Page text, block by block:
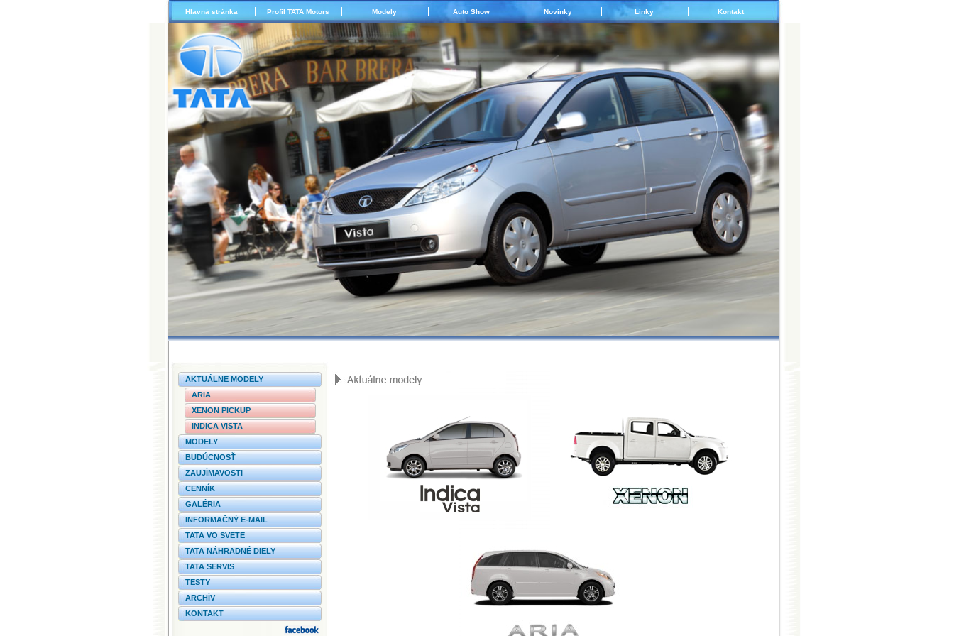
Hlavná stránka Profil TATA Motors Modely Auto Show Novinky Linky Kontakt
AKTUÁLNE MODELY
ARIA
XENON PICKUP
INDICA VISTA
MODELY
BUDÚCNOSŤ
ZAUJÍMAVOSTI
CENNÍK
GALÉRIA
INFORMAČNÝ E-MAIL
TATA VO SVETE
TATA NÁHRADNÉ DIELY
TATA SERVIS
TESTY
ARCHÍV
KONTAKT